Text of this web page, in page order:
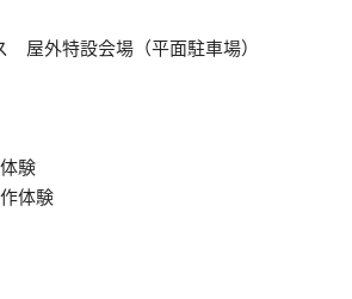
屋外特設会場（平面駐車場）
験
体験